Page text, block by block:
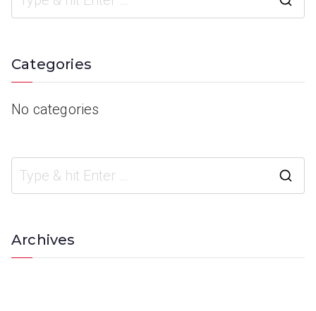
Categories
No categories
Archives